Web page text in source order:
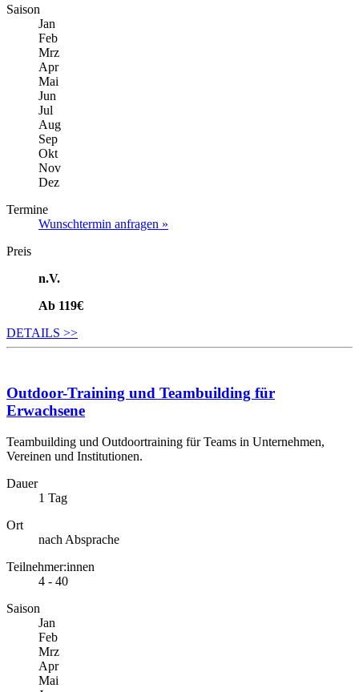
Saison
Jan
Feb
Mrz
Apr
Mai
Jun
Jul
Aug
Sep
Okt
Nov
Dez
Termine
Wunschtermin anfragen »
Preis
n.V.
Ab 119€
DETAILS >>
Outdoor-Training und Teambuilding für
Erwachsene
Teambuilding und Outdoortraining für Teams in Unternehmen,
Vereinen und Institutionen.
Dauer
1 Tag
Ort
nach Absprache
Teilnehmer:innen
4 - 40
Saison
Jan
Feb
Mrz
Apr
Mai